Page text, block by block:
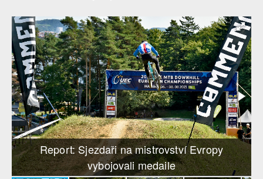
Report: Sjezdaři na mistrovství Evropy
vybojovali medaile